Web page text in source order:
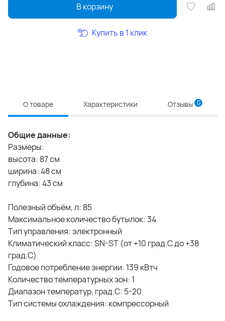
В корзину
Купить в 1 клик
О товаре Характеристики Отзывы 0
Общие данные:
Размеры:
высота: 87 см
ширина: 48 см
глубина: 43 см
Полезный объём, л: 85
Максимальное количество бутылок: 34
Тип управления: электронный
Климатический класс: SN-ST (от +10 град.С до +38
град.С)
Годовое потребление энергии: 139 кВтч
Количество температурных зон: 1
Диапазон температур, град.С: 5-20
Тип системы охлаждения: компрессорный